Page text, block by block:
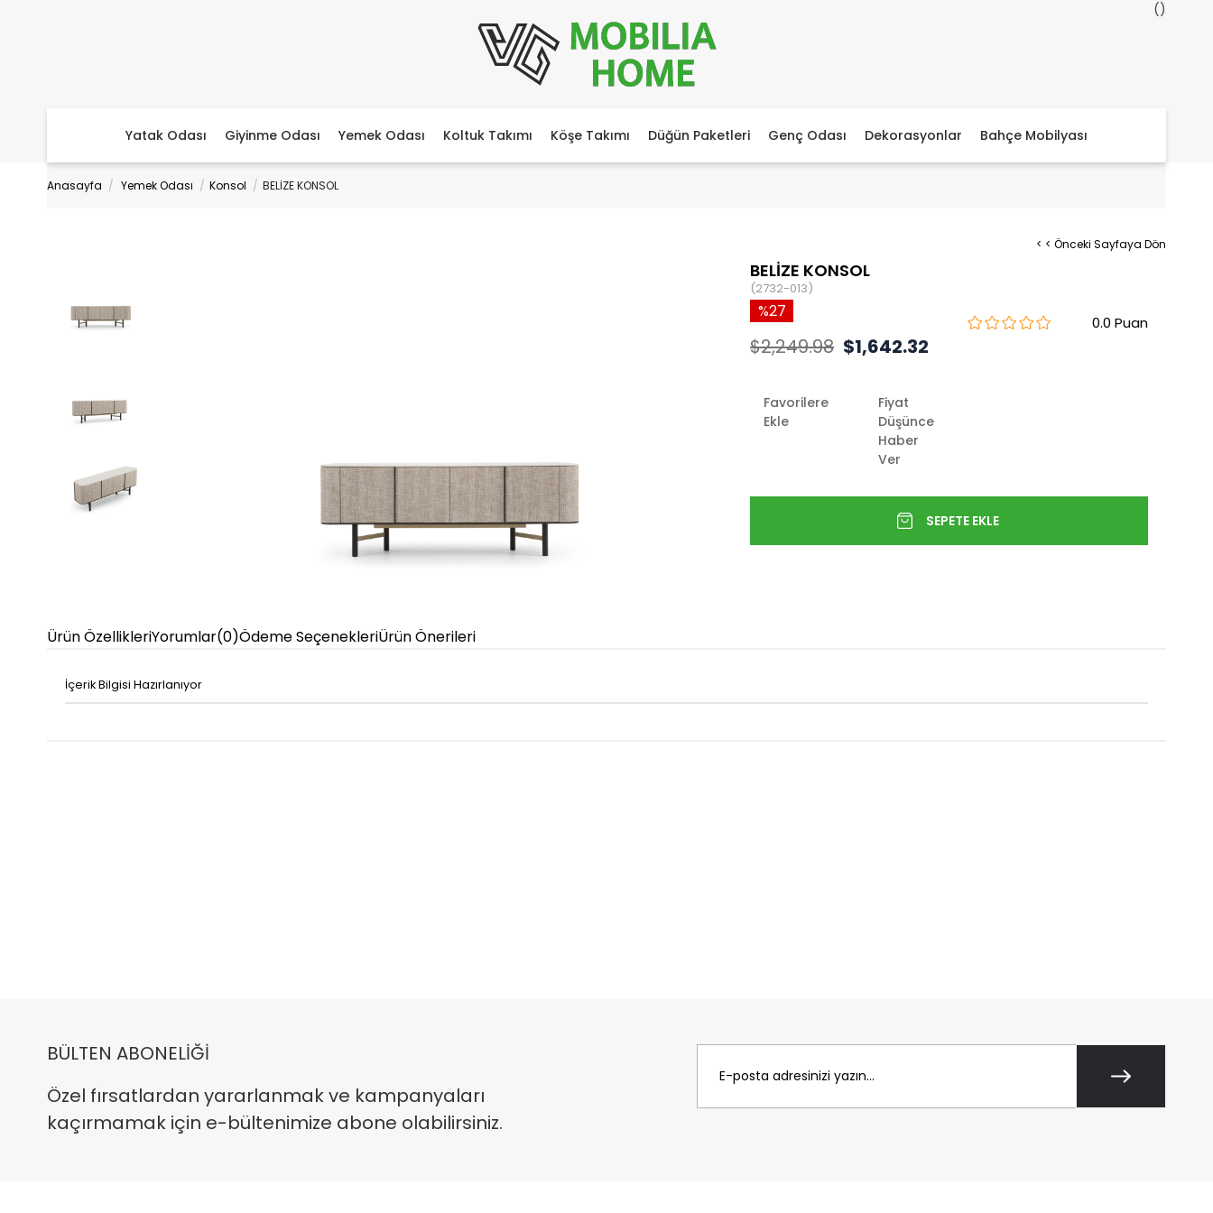
Yatak Odası Giyinme Odası Yemek Odası Koltuk Takımı Köşe Takımı Düğün Paketleri Genç Odası Dekorasyonlar Bahçe Mobilyası
Anasayfa Yemek Odası Konsol BELİZE KONSOL
< < Önceki Sayfaya Dön
BELİZE KONSOL
(2732-013)
0.0
27
$2,249.98 $1,642.32
Favorilere
Ekle
Fiyat
Düşünce
Haber
Ver
Ürün ÖzellikleriYorumlar(0)Ödeme SeçenekleriÜrün Önerileri
İçerik Bilgisi Hazırlanıyor
BÜLTEN ABONELİĞİ
Özel fırsatlardan yararlanmak ve kampanyaları
kaçırmamak için e-bültenimize abone olabilirsiniz.